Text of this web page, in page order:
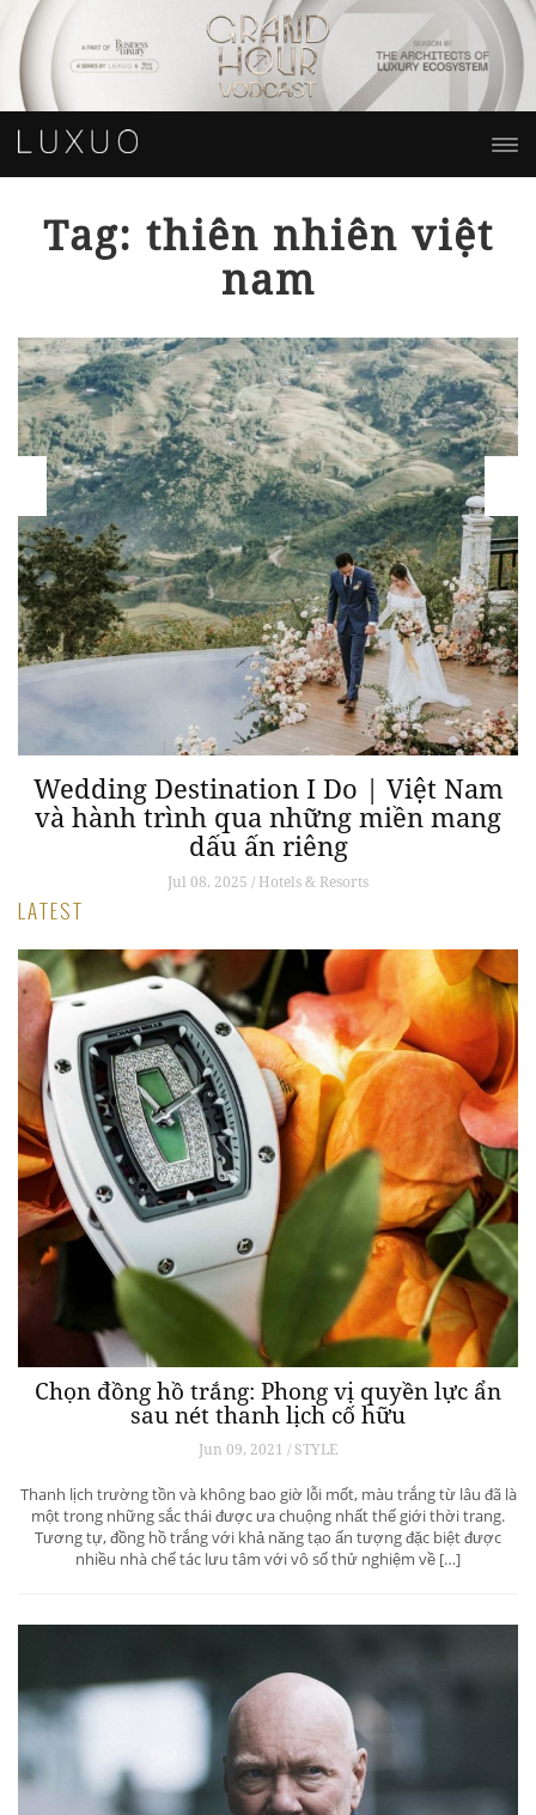
Tag: thiên nhiên việt
nam
Wedding Destination I Do | Việt Nam
và hành trình qua những miền mang
dấu ấn riêng
Jul 08, 2025 / Hotels & Resorts
LATEST
Chọn đồng hồ trắng: Phong vị quyền lực ẩn
sau nét thanh lịch cố hữu
Jun 09, 2021 / STYLE
Thanh lịch trường tồn và không bao giờ lỗi mốt, màu trắng từ lâu đã là
một trong những sắc thái được ưa chuộng nhất thế giới thời trang.
Tương tự, đồng hồ trắng với khả năng tạo ấn tượng đặc biệt được
nhiều nhà chế tác lưu tâm với vô số thử nghiệm về […]